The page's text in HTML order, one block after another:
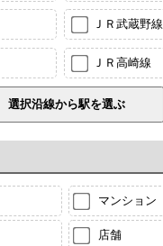
ＪＲ武蔵野線
ＪＲ高崎線
マンション
店舗